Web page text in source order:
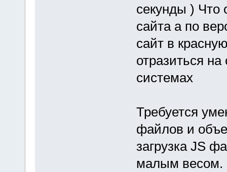
секунды ) Что
сайта а по
сайт в
отразиться
системах
Требуется
файлов и
загрузка JS
малым весом.